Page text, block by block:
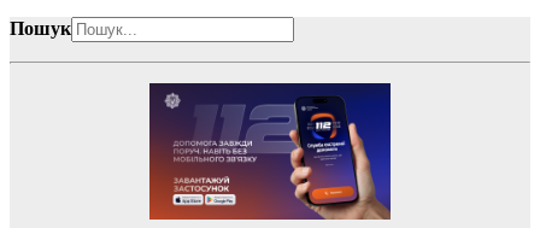
Пошук